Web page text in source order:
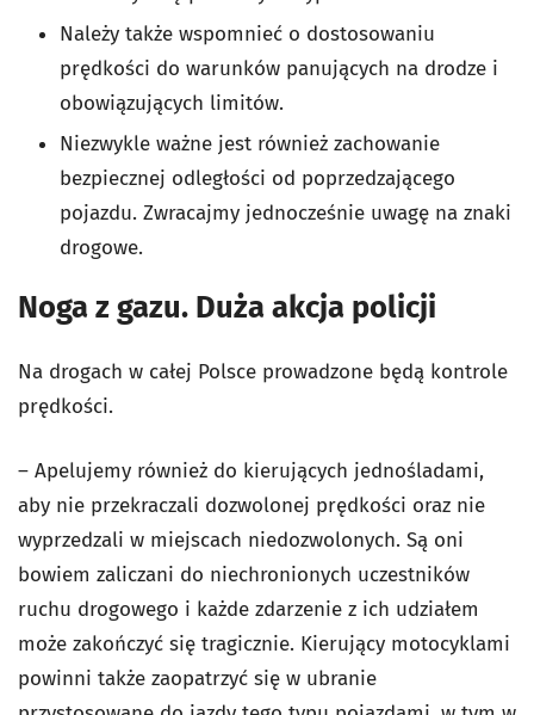
Należy także wspomnieć o dostosowaniu
prędkości do warunków panujących na drodze i
obowiązujących limitów.
Niezwykle ważne jest również zachowanie
bezpiecznej odległości od poprzedzającego
pojazdu. Zwracajmy jednocześnie uwagę na znaki
drogowe.
Noga z gazu. Duża akcja policji
Na drogach w całej Polsce prowadzone będą kontrole
prędkości.
– Apelujemy również do kierujących jednośladami,
aby nie przekraczali dozwolonej prędkości oraz nie
wyprzedzali w miejscach niedozwolonych. Są oni
bowiem zaliczani do niechronionych uczestników
ruchu drogowego i każde zdarzenie z ich udziałem
może zakończyć się tragicznie. Kierujący motocyklami
powinni także zaopatrzyć się w ubranie